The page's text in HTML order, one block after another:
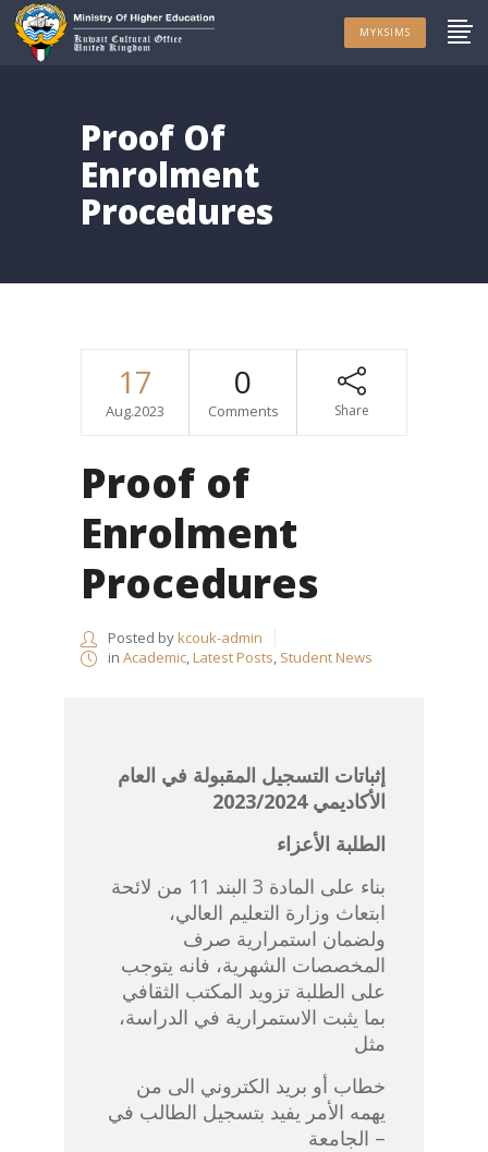
MYKSIMS
Proof Of
Enrolment
Procedures
17
Aug.2023
0
Comments Share
Proof of
Enrolment
Procedures
Posted bykcouk-admin
in Academic,Latest Posts, Student News
إثباتات التسجيل المقبولة في العام
الأكاديمي 2023/2024
الطلبة الأعزاء
بناء على المادة 3 البند 11 من لائحة
ابتعاث وزارة التعليم العالي،
ولضمان استمرارية صرف
المخصصات الشهرية، فانه يتوجب
على الطلبة تزويد المكتب الثقافي
بما يثبت الاستمرارية في الدراسة،
مثل
يهمه الأمر يفيد بتسجيل الطالب في
الجامعة –